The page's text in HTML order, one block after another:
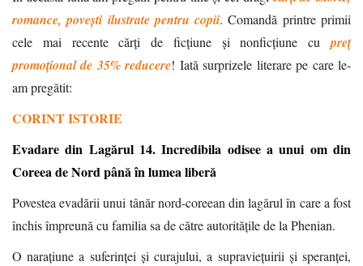
romance, povești ilustrate pentru copii. Comandă printre primii
cele mai recente cărți de ficțiune și nonficțiune cu preț
promoțional de 35% reducere! Iată surprizele literare pe care le-
am pregătit:
CORINT ISTORIE
Evadare din Lagărul 14. Incredibila odisee a unui om din
Coreea de Nord până în lumea liberă
Povestea evadării unui tânăr nord-coreean din lagărul în care a fost
închis împreună cu familia sa de către autoritățile de la Phenian.
O narațiune a suferinței și curajului, a supraviețuirii și speranței,